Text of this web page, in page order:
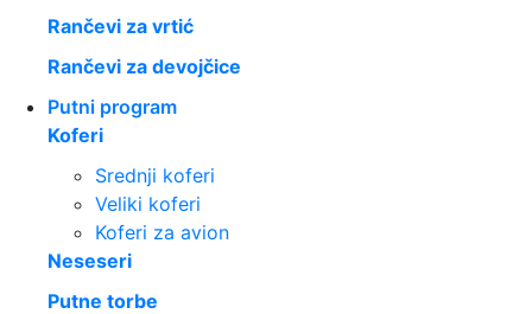
Rančevi za vrtić
Rančevi za devojčice
Putni program
Koferi
Srednji koferi
Veliki koferi
Koferi za avion
Neseseri
Putne torbe